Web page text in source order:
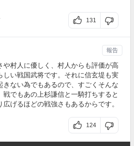
131
や村人に優しく、村人からも評価が高
しい戦国武将です。それに信玄堤も実
きない為でもあるので、すごくそんな
でもあの上杉謙信と一騎打ちすると
げるほどの戦強さもあるからです。
124
報告